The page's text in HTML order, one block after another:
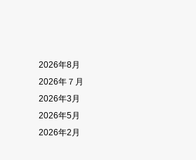
2026年8月
2026年７月
2026年3月
2026年5月
2026年2月